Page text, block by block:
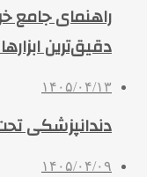
راهنمای جامع
دقیق‌ترین
۱۴۰۵/۰۴/۱۳
دندانپزشکی
۱۴۰۵/۰۴/۰۹